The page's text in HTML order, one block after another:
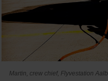
Martin, crew chief, Flyvestation